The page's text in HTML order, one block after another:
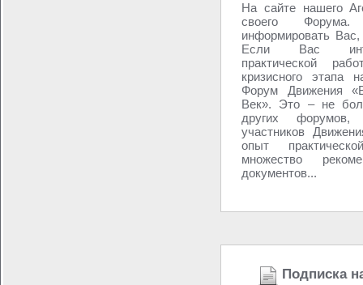
На сайте нашего
своего
информировать
Если Вас
практической
кризисного этапа
Форум Движения
Век». Это – не
других
участников
опыт
множество
документов...
Подписка